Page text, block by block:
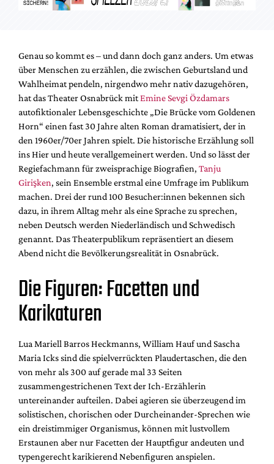
Genau so kommt es – und dann doch ganz anders. Um etwas
über Menschen zu erzählen, die zwischen Geburtsland und
Wahlheimat pendeln, nirgendwo mehr nativ dazugehören,
hat das Theater Osnabrück mitEmine Sevgi Özdamars
autofiktionaler Lebensgeschichte „Die Brücke vom Goldenen
Horn“ einen fast 30 Jahre alten Roman dramatisiert, der in
den 1960er/70er Jahren spielt. Die historische Erzählung soll
ins Hier und heute verallgemeinert werden. Und so lässt der
Regiefachmann für zweisprachige Biografien, Tanju
Girişken, sein Ensemble erstmal eine Umfrage im Publikum
machen. Drei der rund 100 Besucher:innen bekennen sich
dazu, in ihrem Alltag mehr als eine Sprache zu sprechen,
neben Deutsch werden Niederländisch und Schwedisch
genannt. Das Theaterpublikum repräsentiert an diesem
Abend nicht die Bevölkerungsrealität in Osnabrück.
Die Figuren: Facetten und
Karikaturen
Lua Mariell Barros Heckmanns, William Hauf und Sascha
Maria Icks sind die spielverrückten Plaudertaschen, die den
von mehr als 300 auf gerade mal 33 Seiten
zusammengestrichenen Text der Ich-Erzählerin
untereinander aufteilen. Dabei agieren sie überzeugend im
solistischen, chorischen oder Durcheinander-Sprechen wie
ein dreistimmiger Organismus, können mit lustvollem
Erstaunen aber nur Facetten der Hauptfigur andeuten und
typengerecht karikierend Nebenfiguren anspielen.